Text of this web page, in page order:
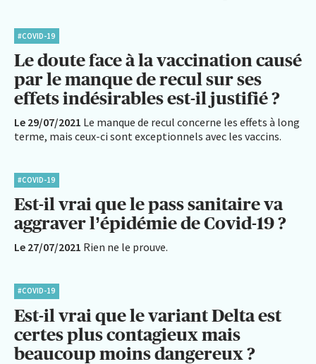
#COVID-19
Le doute face à la vaccination causé
par le manque de recul sur ses
effets indésirables est-il justifié ?
Le 29/07/2021 Le manque de recul concerne les effets à long
terme, mais ceux-ci sont exceptionnels avec les vaccins.
#COVID-19
Est-il vrai que le pass sanitaire va
aggraver l’épidémie de Covid-19 ?
Le 27/07/2021 Rien ne le prouve.
#COVID-19
Est-il vrai que le variant Delta est
certes plus contagieux mais
beaucoup moins dangereux ?